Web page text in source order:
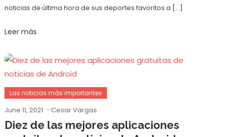
noticias de última hora de sus deportes favoritos a […]
Leer más
Las noticias más importantes
June 11, 2021 Cesar Vargas
Diez de las mejores aplicaciones